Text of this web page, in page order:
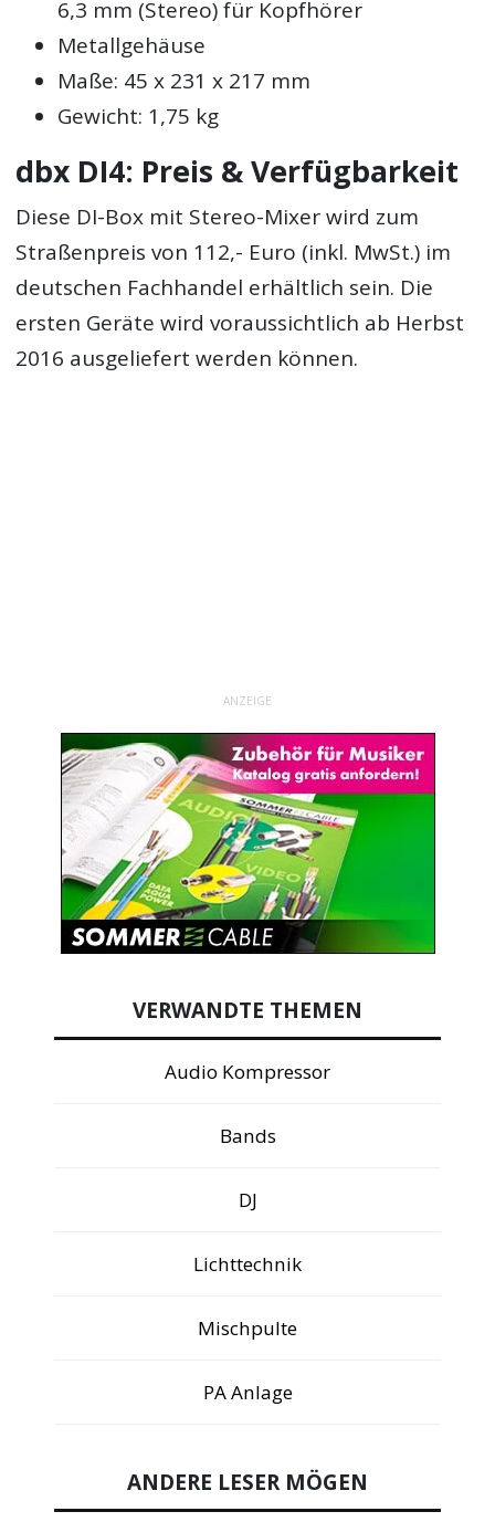
6,3 mm (Stereo) für Kopfhörer
Metallgehäuse
Maße: 45 x 231 x 217 mm
Gewicht: 1,75 kg
dbx DI4: Preis & Verfügbarkeit
Diese DI-Box mit Stereo-Mixer wird zum
Straßenpreis von 112,- Euro (inkl. MwSt.) im
deutschen Fachhandel erhältlich sein. Die
ersten Geräte wird voraussichtlich ab Herbst
2016 ausgeliefert werden können.
ANZEIGE
VERWANDTE THEMEN
Audio Kompressor
Bands
DJ
Lichttechnik
Mischpulte
PA Anlage
ANDERE LESER MÖGEN